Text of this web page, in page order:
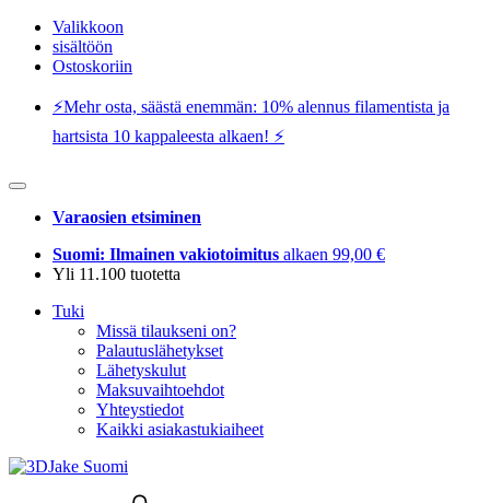
Valikkoon
sisältöön
Ostoskoriin
⚡️Mehr osta, säästä enemmän: 10% alennus filamentista ja
hartsista 10 kappaleesta alkaen! ⚡️
Varaosien etsiminen
Suomi: Ilmainen vakiotoimitus alkaen 99,00 €
Yli 11.100 tuotetta
Tuki
Missä tilaukseni on?
Palautuslähetykset
Lähetyskulut
Maksuvaihtoehdot
Yhteystiedot
Kaikki asiakastukiaiheet